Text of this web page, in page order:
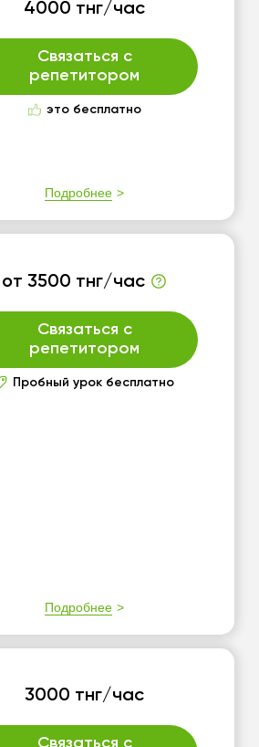
4000 тнг/час
Связаться с
репетитором
это бесплатно
Подробнее
от 3500 тнг/час
Связаться с
репетитором
Пробный урок бесплатно
Подробнее
3000 тнг/час
Связаться с